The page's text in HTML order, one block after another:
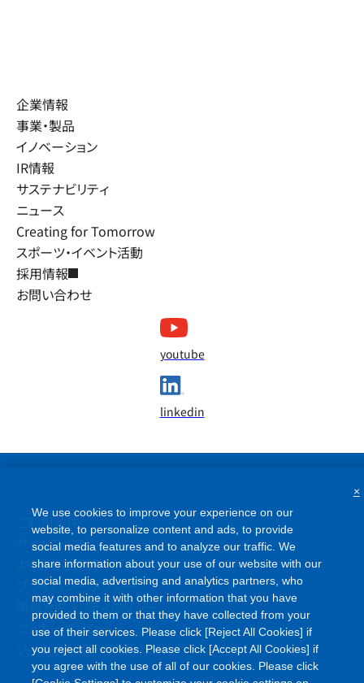
企業情報
事業・製品
イノベーション
IR情報
サステナビリティ
ニュース
Creating for Tomorrow
スポーツ・イベント活動
採用情報
お問い合わせ
youtube
linkedin
ご利用条件
サイトマップ
よくあるご質問
プライバシーポリシー
情報セキュリティポリシー
クッキーポリシー
ソーシャルメディアポリシー
We use cookies to improve your experience on our
website, to personalize content and ads, to provide
social media features and to analyze our traffic. We
share information about your use of our website with our
social media, advertising and analytics partners, who
may combine it with other information that you have
provided to them or that they have collected from your
use of their services. Please click [Reject All Cookies] if
you reject all cookies. Please click [Accept All Cookies] if
you agree with the use of all of our cookies. Please click
×